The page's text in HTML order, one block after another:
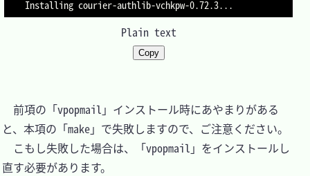
Plain text
Copy
前項の「vpopmail」インストール時にあやまりがある
と、本項の「make」で失敗しますので、ご注意ください。
こもし失敗した場合は、「vpopmail」をインストールし
直す必要があります。